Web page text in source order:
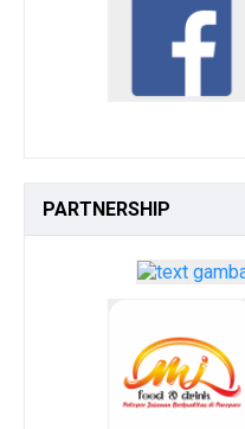
PARTNERSHIP